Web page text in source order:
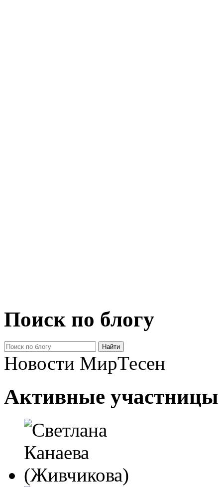
Поиск по блогу
Новости МирТесен
Активные участницы